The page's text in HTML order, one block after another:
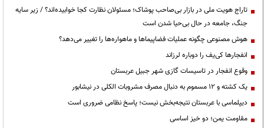
تاراج هویت ملی در بازار بی‌صاحب پوشاک؛ مسئولان نظارت کجا خوابیده‌اند؟ / زیر سایه
جنگ، جامعه در حال بی‌حیا شدن است
هوش مصنوعی چگونه عملیات فضاپیماها و ماهواره‌ها را تغییر می‌دهد؟
انفجارها کی‌یف را دوباره لرزاند
وقوع انفجار در تاسیسات گازی شهر جبیل عربستان
یک کشته و ۱۲ مسموم به دنبال مصرف مشروبات الکلی در نیشابور
دیپلماسی با عربستان نتیجه‌بخش نیست؛ پاسخ نظامی ضروری است
مقاومت یمن؛ دو خیز اساسی